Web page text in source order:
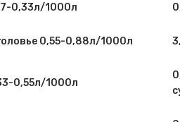
0,33л/1000л
0,55-0,88л/1000л
0,55л/1000л